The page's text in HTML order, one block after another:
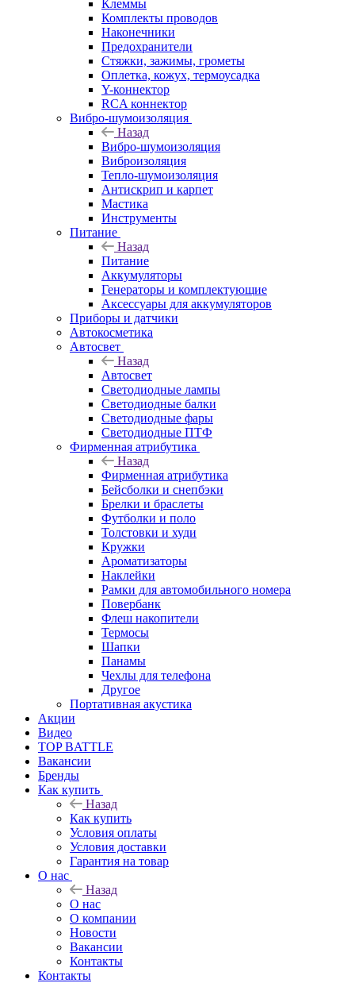
Клеммы
Комплекты проводов
Наконечники
Предохранители
Стяжки, зажимы, грометы
Оплетка, кожух, термоусадка
Y-коннектор
RCA коннектор
Вибро-шумоизоляция
Назад
Вибро-шумоизоляция
Виброизоляция
Тепло-шумоизоляция
Антискрип и карпет
Мастика
Инструменты
Питание
Назад
Питание
Аккумуляторы
Генераторы и комплектующие
Аксессуары для аккумуляторов
Приборы и датчики
Автокосметика
Автосвет
Назад
Автосвет
Светодиодные лампы
Светодиодные балки
Светодиодные фары
Светодиодные ПТФ
Фирменная атрибутика
Назад
Фирменная атрибутика
Бейсболки и снепбэки
Брелки и браслеты
Футболки и поло
Толстовки и худи
Кружки
Ароматизаторы
Наклейки
Рамки для автомобильного номера
Повербанк
Флеш накопители
Термосы
Шапки
Панамы
Чехлы для телефона
Другое
Портативная акустика
Акции
Видео
TOP BATTLE
Вакансии
Бренды
Как купить
Назад
Как купить
Условия оплаты
Условия доставки
Гарантия на товар
О нас
Назад
О нас
О компании
Новости
Вакансии
Контакты
Контакты